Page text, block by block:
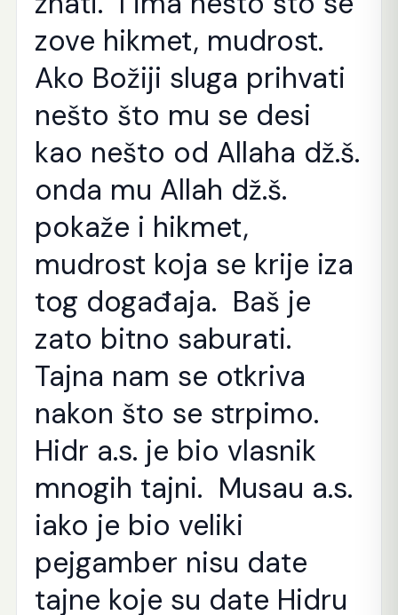
zove hikmet, mudrost.
Ako Božiji sluga prihvati
nešto što mu se desi
kao nešto od Allaha dž.š.
onda mu Allah dž.š.
pokaže i hikmet,
mudrost koja se krije iza
tog događaja. Baš je
zato bitno saburati.
Tajna nam se otkriva
nakon što se strpimo.
Hidr a.s. je bio vlasnik
mnogih tajni. Musau a.s.
iako je bio veliki
pejgamber nisu date
tajne koje su date Hidru